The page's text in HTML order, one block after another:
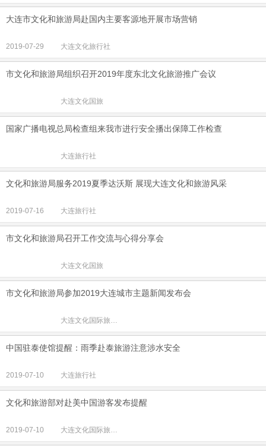
大连市文化和旅游局赴国内主要客源地开展市场营销
2019-07-29 大连文化旅行社
市文化和旅游局组织召开2019年度东北文化旅游推广会议
大连文化国旅
国家广播电视总局检查组来我市进行安全播出保障工作检查
大连旅行社
文化和旅游局服务2019夏季达沃斯 展现大连文化和旅游风采
2019-07-16 大连旅行社
市文化和旅游局召开工作交流与心得分享会
大连文化国旅
市文化和旅游局参加2019大连城市主题新闻发布会
大连文化国际旅行社
中国驻泰使馆提醒：雨季赴泰旅游注意涉水安全
2019-07-10 大连旅行社
文化和旅游部对赴美中国游客发布提醒
2019-07-10 大连文化国际旅行社